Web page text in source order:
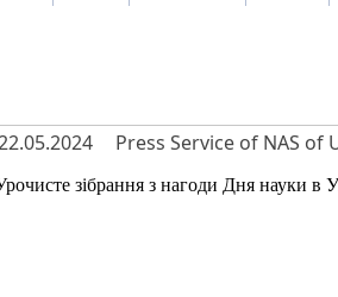
Press Service of NAS of
зібрання з нагоди Дня науки в